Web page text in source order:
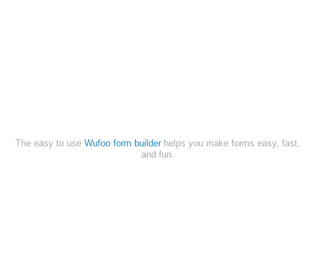
The easy to use Wufoo form builderhelps you make forms easy, fast,
and fun.